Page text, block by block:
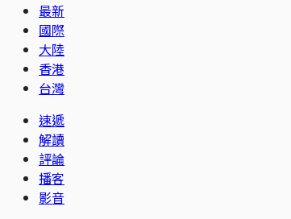
最新
國際
大陸
香港
台灣
速遞
解讀
評論
播客
影音